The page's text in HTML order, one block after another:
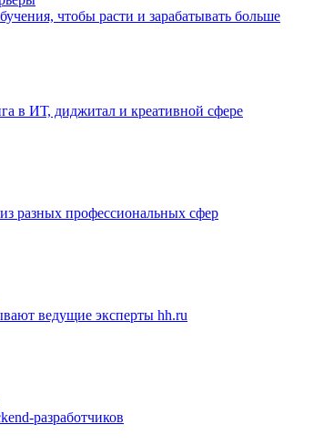
чтобы расти и зарабатывать больше
в ИТ, диджитал и креативной сфере
разных профессиональных сфер
ведущие эксперты hh.ru
разработчиков